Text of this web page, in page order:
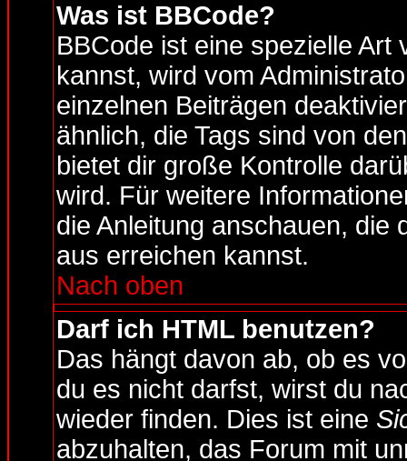
Was ist BBCode?
BBCode ist eine spezielle
kannst, wird vom
einzelnen Beiträgen
ähnlich, die Tags sind von
bietet dir große Kontrolle
wird. Für weitere
die Anleitung anschauen, die
aus erreichen kannst.
Nach oben
Darf ich HTML benutzen?
Das hängt davon ab, ob es
du es nicht darfst, wirst du
wieder finden. Dies ist eine
abzuhalten, das Forum mit